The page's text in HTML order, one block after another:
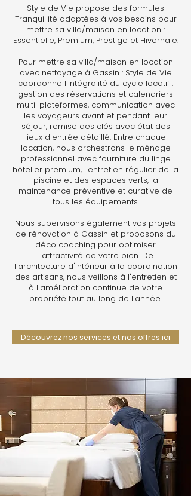
Style de Vie propose des formules
Tranquillité adaptées à vos besoins pour
mettre sa villa/maison en location :
Essentielle, Premium, Prestige et Hivernale.
Pour mettre sa villa/maison en location
avec nettoyage à Gassin : Style de Vie
coordonne l'intégralité du cycle locatif :
gestion des réservations et calendriers
multi-plateformes, communication avec
les voyageurs avant et pendant leur
séjour, remise des clés avec état des
lieux d'entrée détaillé. Entre chaque
location, nous orchestrons le ménage
professionnel avec fourniture du linge
hôtelier premium, l'entretien régulier de la
piscine et des espaces verts, la
maintenance préventive et curative de
tous les équipements.
Nous supervisons également vos projets
de rénovation à Gassin et proposons du
déco coaching pour optimiser
l'attractivité de votre bien. De
l'architecture d'intérieur à la coordination
des artisans, nous veillons à l'entretien et
à l'amélioration continue de votre
propriété tout au long de l'année.
Découvrez nos services et nos offres ici